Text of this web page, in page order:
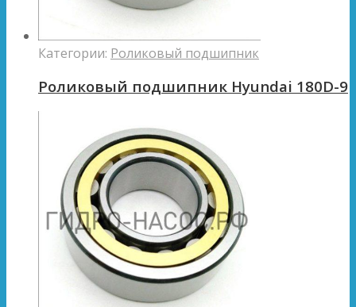
Категории: Роликовый подшипник
Роликовый подшипник Hyundai 180D-9